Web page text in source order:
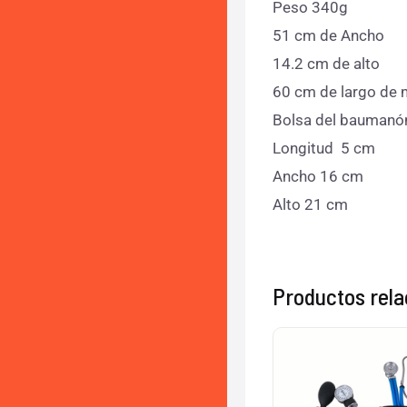
Peso 340g
51 cm de Ancho
14.2 cm de alto
60 cm de largo de
Bolsa del
Longitud 5 cm
Ancho 16 cm
Alto 21 cm
Productos